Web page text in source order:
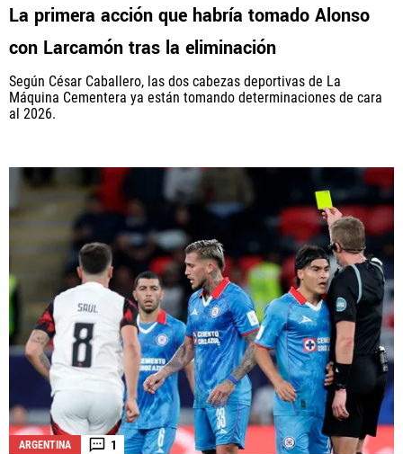
La primera acción que habría tomado Alonso
con Larcamón tras la eliminación
Según César Caballero, las dos cabezas deportivas de La
Máquina Cementera ya están tomando determinaciones de cara
al 2026.
ARGENTINA 1